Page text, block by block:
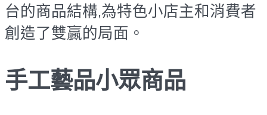
台的商品結構,為特色小店主和消費者
創造了雙贏的局面。
手工藝品小眾商品